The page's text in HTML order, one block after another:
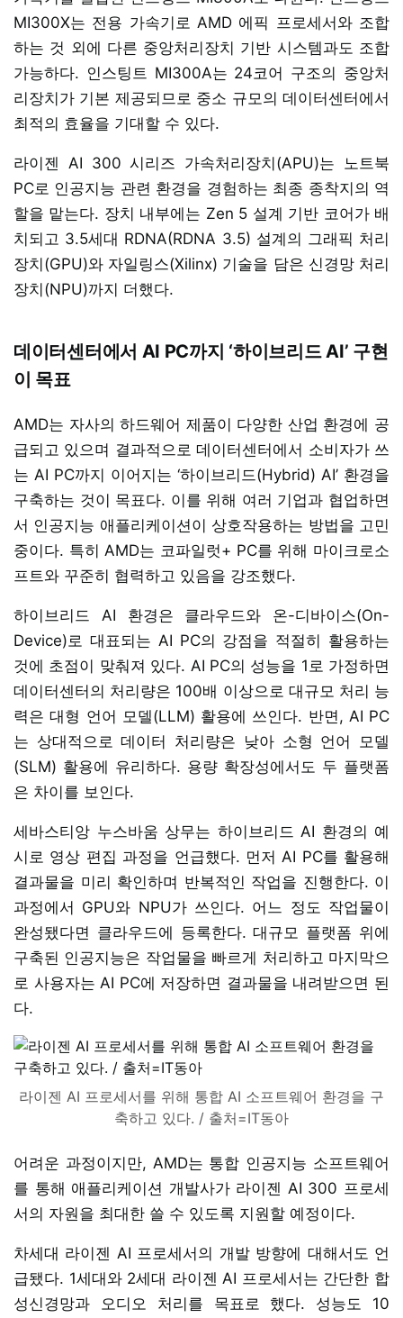
MI300X는 전용 가속기로 AMD 에픽 프로세서와 조합
하는 것 외에 다른 중앙처리장치 기반 시스템과도 조합
가능하다. 인스팅트 MI300A는 24코어 구조의 중앙처
리장치가 기본 제공되므로 중소 규모의 데이터센터에서
최적의 효율을 기대할 수 있다.
라이젠 AI 300 시리즈 가속처리장치(APU)는 노트북
PC로 인공지능 관련 환경을 경험하는 최종 종착지의 역
할을 맡는다. 장치 내부에는 Zen 5 설계 기반 코어가 배
치되고 3.5세대 RDNA(RDNA 3.5) 설계의 그래픽 처리
장치(GPU)와 자일링스(Xilinx) 기술을 담은 신경망 처리
장치(NPU)까지 더했다.
데이터센터에서 AI PC까지 ‘하이브리드 AI’ 구현
이 목표
AMD는 자사의 하드웨어 제품이 다양한 산업 환경에 공
급되고 있으며 결과적으로 데이터센터에서 소비자가 쓰
는 AI PC까지 이어지는 ‘하이브리드(Hybrid) AI’ 환경을
구축하는 것이 목표다. 이를 위해 여러 기업과 협업하면
서 인공지능 애플리케이션이 상호작용하는 방법을 고민
중이다. 특히 AMD는 코파일럿+ PC를 위해 마이크로소
프트와 꾸준히 협력하고 있음을 강조했다.
하이브리드 AI 환경은 클라우드와 온-디바이스(On-
Device)로 대표되는 AI PC의 강점을 적절히 활용하는
것에 초점이 맞춰져 있다. AI PC의 성능을 1로 가정하면
데이터센터의 처리량은 100배 이상으로 대규모 처리 능
력은 대형 언어 모델(LLM) 활용에 쓰인다. 반면, AI PC
는 상대적으로 데이터 처리량은 낮아 소형 언어 모델
(SLM) 활용에 유리하다. 용량 확장성에서도 두 플랫폼
은 차이를 보인다.
세바스티앙 누스바움 상무는 하이브리드 AI 환경의 예
시로 영상 편집 과정을 언급했다. 먼저 AI PC를 활용해
결과물을 미리 확인하며 반복적인 작업을 진행한다. 이
과정에서 GPU와 NPU가 쓰인다. 어느 정도 작업물이
완성됐다면 클라우드에 등록한다. 대규모 플랫폼 위에
구축된 인공지능은 작업물을 빠르게 처리하고 마지막으
로 사용자는 AI PC에 저장하면 결과물을 내려받으면 된
다.
라이젠 AI 프로세서를 위해 통합 AI 소프트웨어 환경을 구
축하고 있다. / 출처=IT동아
어려운 과정이지만, AMD는 통합 인공지능 소프트웨어
를 통해 애플리케이션 개발사가 라이젠 AI 300 프로세
서의 자원을 최대한 쓸 수 있도록 지원할 예정이다.
차세대 라이젠 AI 프로세서의 개발 방향에 대해서도 언
급됐다. 1세대와 2세대 라이젠 AI 프로세서는 간단한 합
성신경망과 오디오 처리를 목표로 했다. 성능도 10